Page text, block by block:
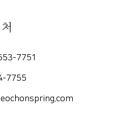
7751
7755